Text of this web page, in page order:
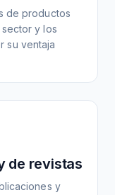
de productos
y los
su ventaja
de revistas
y